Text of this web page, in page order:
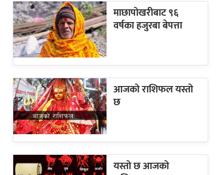
माछापोखरीबाट ९६
वर्षका हजुरबा बेपत्ता
आजको राशिफल यस्तो
छ
यस्तो छ आजको